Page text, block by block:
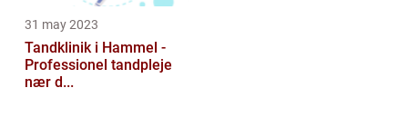
31 may 2023
Tandklinik i Hammel -
Professionel tandpleje
nær d...